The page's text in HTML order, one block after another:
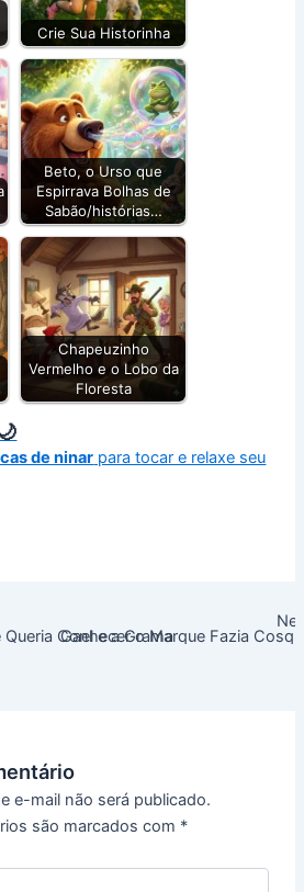
Crie Sua Historinha
Beto, o Urso que
Espirrava Bolhas de
Sabão/histórias…
Chapeuzinho
Vermelho e o Lobo da
Floresta
de ninar para tocar e relaxe seu
Conhecer o Mar
Gael e a Grama que Fazia
e-mail não será publicado.
são marcados com *